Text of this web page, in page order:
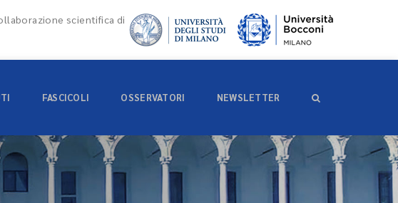
scientifica di
FASCICOLI OSSERVATORI NEWSLETTER